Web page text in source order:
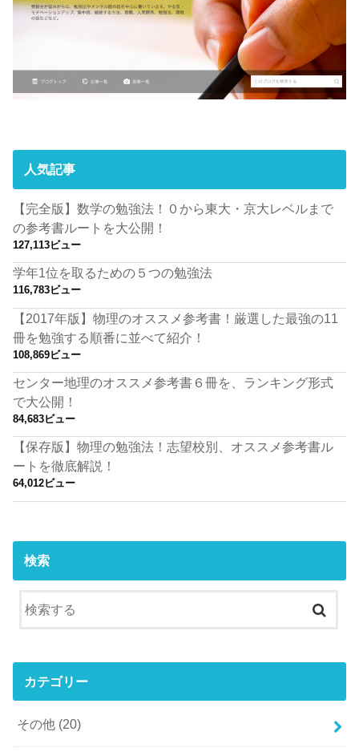
人気記事
【完全版】数学の勉強法！０から東大・京大レベルまで
の参考書ルートを大公開！
127,113ビュー
学年1位を取るための５つの勉強法
116,783ビュー
【2017年版】物理のオススメ参考書！厳選した最強の11
冊を勉強する順番に並べて紹介！
108,869ビュー
センター地理のオススメ参考書６冊を、ランキング形式
で大公開！
84,683ビュー
【保存版】物理の勉強法！志望校別、オススメ参考書ル
ートを徹底解説！
64,012ビュー
検索
カテゴリー
その他 (20)